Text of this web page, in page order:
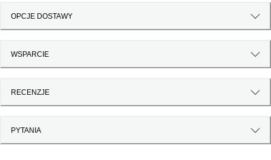
OPCJE DOSTAWY
WSPARCIE
RECENZJE
PYTANIA